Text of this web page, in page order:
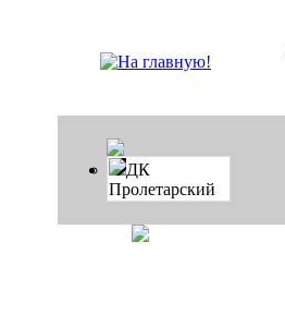
ДК
Пролетарский